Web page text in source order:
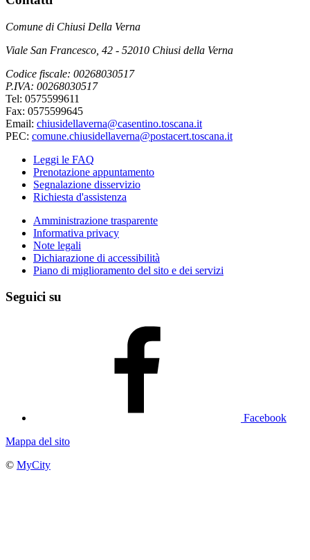
Comune di Chiusi Della Verna
Viale San Francesco, 42 - 52010 Chiusi della Verna
Codice fiscale: 00268030517
P.IVA: 00268030517
Tel: 0575599611
Fax: 0575599645
Email: chiusidellaverna@casentino.toscana.it
PEC: comune.chiusidellaverna@postacert.toscana.it
Leggi le FAQ
Prenotazione appuntamento
Segnalazione disservizio
Richiesta d'assistenza
Amministrazione trasparente
Informativa privacy
Note legali
Dichiarazione di accessibilità
Piano di miglioramento del sito e dei servizi
Seguici su
Facebook
Mappa del sito
© MyCity